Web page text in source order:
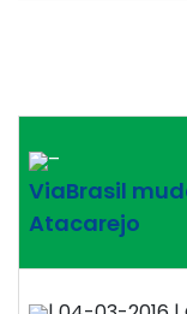
–
ViaBrasil
Atacarejo